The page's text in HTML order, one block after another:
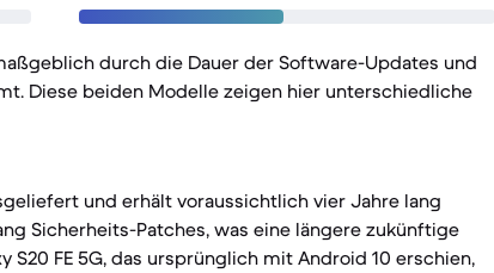
durch die Dauer der Software-Updates und
Diese beiden Modelle zeigen hier unterschiedliche
und erhält voraussichtlich vier Jahre lang
Sicherheits-Patches, was eine längere zukünftige
S20 FE 5G, das ursprünglich mit Android 10 erschien,